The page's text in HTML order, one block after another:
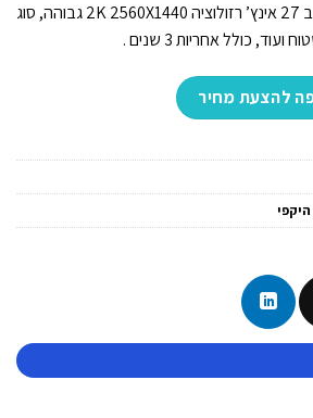
HP 8AC94AS מסך מחשב 27 אינץ’ רזולוציה 2K 2560X1440 גבוהה, סוג
להצעת מחיר